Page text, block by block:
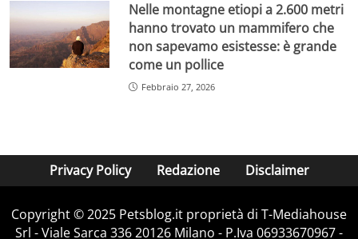
Nelle montagne etiopi a 2.600 metri
hanno trovato un mammifero che
non sapevamo esistesse: è grande
come un pollice
Febbraio 27, 2026
Privacy Policy Redazione Disclaimer
Copyright © 2025 Petsblog.it proprietà di T-Mediahouse
Srl - Viale Sarca 336 20126 Milano - P.Iva 06933670967 -